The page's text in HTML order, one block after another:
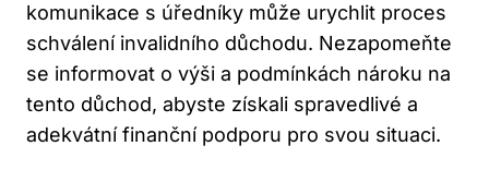
komunikace s úředníky může urychlit proces
schválení invalidního důchodu. Nezapomeňte
se informovat o výši a podmínkách nároku na
tento důchod, abyste získali spravedlivé a
adekvátní finanční podporu pro svou situaci.